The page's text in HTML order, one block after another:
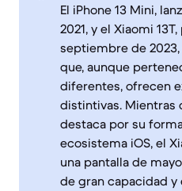
El iPhone 13 Mini,
2021, y el Xiaomi
septiembre de
que, aunque
diferentes, ofrecen
distintivas. Mientras
destaca por su
ecosistema iOS, el
una pantalla de
de gran capacidad